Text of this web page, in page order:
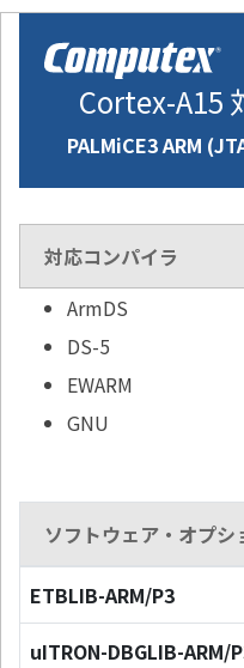
Cortex-A15
PALMiCE3 ARM
対応コンパイラ
ArmDS
DS-5
EWARM
GNU
ソフトウェア・オプシ
ETBLIB-ARM/P3
uITRON-DBGLIB-ARM/